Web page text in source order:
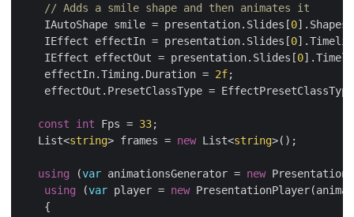
// Adds a smile shape and then animates it
    IAutoShape smile = presentation.Slides[
0
    IEffect effectIn = presentation.Slides[
0
    IEffect effectOut = presentation.Slides[
0
    effectIn.Timing.Duration =
2f
const int Fps = 33
   List<
string> frames = new List<string
using (var animationsGenerator = new
using (var player = new